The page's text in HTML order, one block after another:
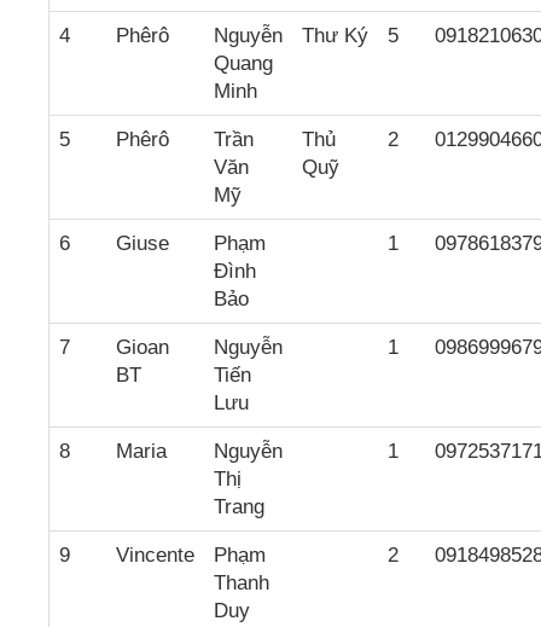
4 Phêrô
Nguyễn
Quang
Minh
Thư Ký 5
5 Phêrô
Trần
Văn
Mỹ
Thủ
Quỹ
2
6 Giuse
Phạm
Đình
Bảo
1
7
Gioan
BT
Nguyễn
Tiến
Lưu
1
8 Maria
Nguyễn
Thị
Trang
1
9 Vincente
Phạm
Thanh
Duy
2